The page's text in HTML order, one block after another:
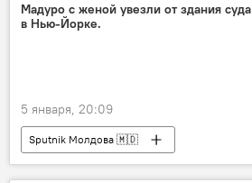
Мадуро с женой увезли от здания суда
в Нью-Йорке.
5 января, 20:09
Sputnik Молдова 🇲🇩